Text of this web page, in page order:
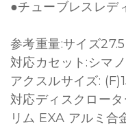
●チューブレスレ
参考重量:サイズ
対応カセット:シマ
アクスルサイズ:
対応ディスクロータ
リム EXA アルミ合